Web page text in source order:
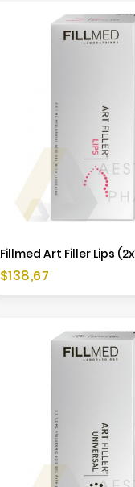
Fillmed Art Filler Lips
Preis
$138,67